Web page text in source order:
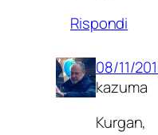
Rispondi
08/11/
kazuma
Kurgan,